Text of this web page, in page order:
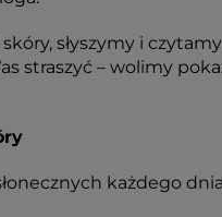
słyszymy i
straszyć – wolimy
każdego